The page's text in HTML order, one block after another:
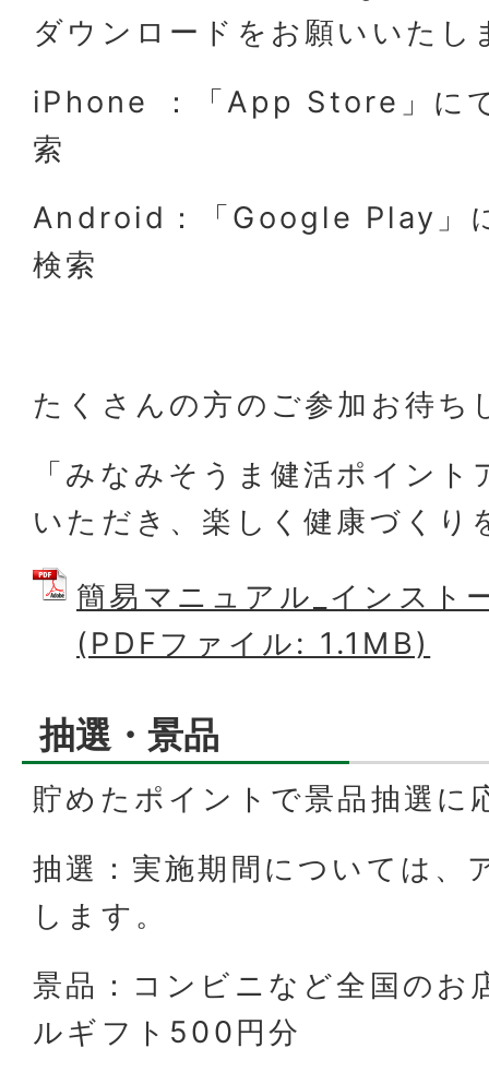
ダウンロードをお願いいたし
iPhone ：「App Store」に
索
Android：「Google Play」
検索
たくさんの方のご参加お待ち
「みなみそうま健活ポイン
いただき、楽しく健康づくり
簡易マニュアル_インスト
(PDFファイル: 1.1MB)
抽選・景品
貯めたポイントで景品抽選に
抽選：実施期間については、
します。
景品：コンビニなど全国のお
ルギフト500円分